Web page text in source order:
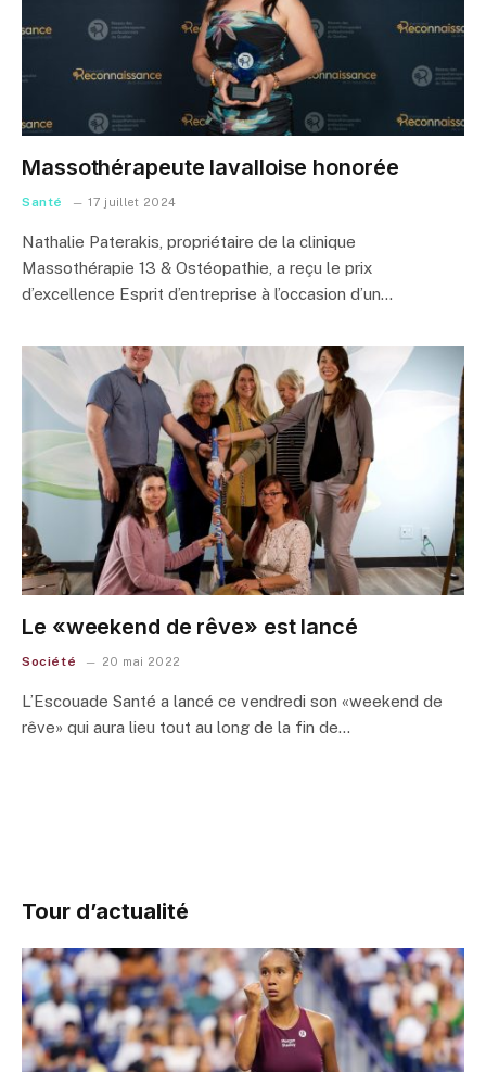
Massothérapeute lavalloise honorée
Santé 17 juillet 2024
Nathalie Paterakis, propriétaire de la clinique
Massothérapie 13 & Ostéopathie, a reçu le prix
d’excellence Esprit d’entreprise à l’occasion d’un…
Le «weekend de rêve» est lancé
Société 20 mai 2022
L’Escouade Santé a lancé ce vendredi son «weekend de
rêve» qui aura lieu tout au long de la fin de…
Tour d’actualité